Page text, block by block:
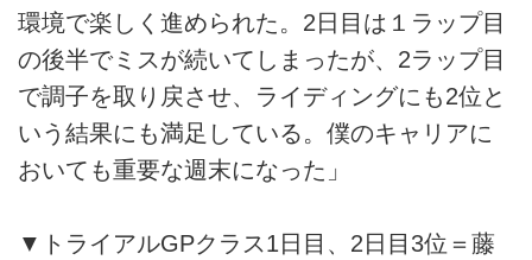
環境で楽しく進められた。2日目は１ラップ目
の後半でミスが続いてしまったが、2ラップ目
で調子を取り戻させ、ライディングにも2位と
いう結果にも満足している。僕のキャリアに
おいても重要な週末になった」
▼トライアルGPクラス1日目、2日目3位＝藤